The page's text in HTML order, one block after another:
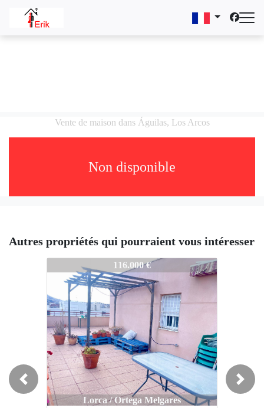
Vente de maison dans Águilas, Los Arcos
Non disponible
Autres propriétés qui pourraient vous intéresser
883-CA
116.000 €
Lorca / Ortega Melgares
Previous Next